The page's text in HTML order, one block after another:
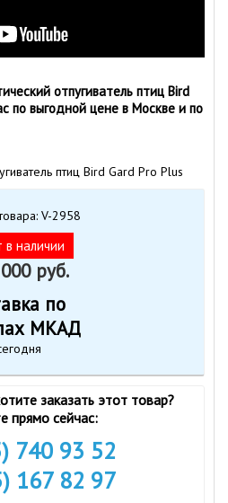
отпугиватель птиц Bird
по выгодной цене в Москве и по
V-2958
в наличии
руб.
по
МКАД
заказать этот товар?
прямо сейчас:
740 93 52
167 82 97